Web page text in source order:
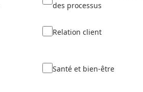
des processus
Relation client
Santé et bien-être